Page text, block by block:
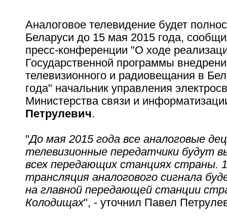
Аналоговое телевидение будет
Беларуси до 15 мая 2015 года,
пресс-конференции "О ходе
Государственной программы
телевизионного и радиовещания в
года" начальник управления
Министерства связи и
Петрулевич.
"До мая 2015 года все аналоговые
телевизионные передатчики будут
всех передающих станциях страны.
трансляция аналогового сигнала
на главной передающей станции
Колодищах", - уточнил Павел